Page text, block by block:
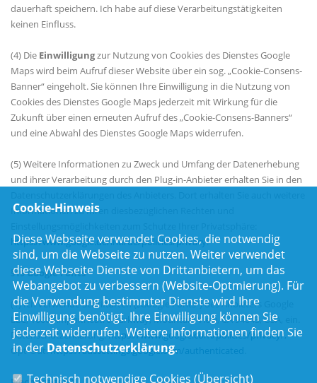
dauerhaft speichern. Ich habe auf diese Verarbeitungstätigkeiten
keinen Einfluss.
(4) Die Einwilligungzur Nutzung von Cookies des Dienstes Google
Maps wird beim Aufruf dieser Website über ein sog. „Cookie-Consens-
Banner“ eingeholt. Sie können Ihre Einwilligung in die Nutzung von
Cookies des Dienstes Google Maps jederzeit mit Wirkung für die
Zukunft über einen erneuten Aufruf des „Cookie-Consens-Banners“
und eine Abwahl des Dienstes Google Maps widerrufen.
(5) Weitere Informationen zu Zweck und Umfang der Datenerhebung
und ihrer Verarbeitung durch den Plug-in-Anbieter erhalten Sie in den
Informationen zu Ihren diesbezüglichen Rechten und
https://www.google.de/intl/de/policies/privacy.
§19 Google Fonts
(1) Ich verwende Schriftarten („Google Fonts“) des Anbieters Google
LLC, 1600 Amphitheatre Parkway, Mountain View, CA 94043, USA, ein.
Datenschutzerklärung:https://www.google.com/policies/privacy/
Opt-Out:https://adssettings.google.com/authenticated
Cookie-Hinweis
Diese Webseite verwendet Cookies, die notwendig
sind, um die Webseite zu nutzen. Weiter verwendet
diese Webseite Dienste von Drittanbietern, um das
Webangebot zu verbessern (Website-Optmierung). Für
die Verwendung bestimmter Dienste wird Ihre
Einwilligung benötigt. Ihre Einwilligung können Sie
jederzeit widerrufen. Weitere Informationen finden Sie
in der Datenschutzerklärung.
Technisch notwendige Cookies (Übersicht)